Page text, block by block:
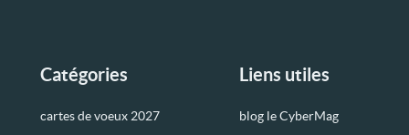
Catégories
cartes de voeux 2027
Liens utiles
blog le CyberMag